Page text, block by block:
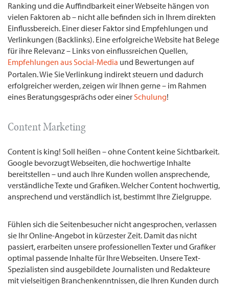
Ranking und die Auffindbarkeit einer Webseite hängen von
vielen Faktoren ab – nicht alle befinden sich in Ihrem direkten
Einflussbereich. Einer dieser Faktor sind Empfehlungen und
Verlinkungen (Backlinks). Eine erfolgreiche Website hat Belege
für ihre Relevanz – Links von einflussreichen Quellen,
Empfehlungen aus Social-Media und Bewertungen auf
Portalen. Wie Sie Verlinkung indirekt steuern und dadurch
erfolgreicher werden, zeigen wir Ihnen gerne – im Rahmen
eines Beratungsgesprächs oder einerSchulung!
Content Marketing
Content is king! Soll heißen – ohne Content keine Sichtbarkeit.
Google bevorzugt Webseiten, die hochwertige Inhalte
bereitstellen – und auch Ihre Kunden wollen ansprechende,
verständliche Texte und Grafiken. Welcher Content hochwertig,
ansprechend und verständlich ist, bestimmt Ihre Zielgruppe.
Fühlen sich die Seitenbesucher nicht angesprochen, verlassen
sie Ihr Online-Angebot in kürzester Zeit. Damit das nicht
passiert, erarbeiten unsere professionellen Texter und Grafiker
optimal passende Inhalte für Ihre Webseiten. Unsere Text-
Spezialisten sind ausgebildete Journalisten und Redakteure
mit vielseitigen Branchenkenntnissen, die Ihren Kunden durch